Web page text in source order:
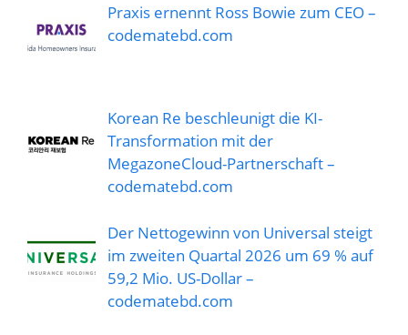
Praxis ernennt Ross Bowie zum CEO –
codematebd.com
Korean Re beschleunigt die KI-
Transformation mit der
MegazoneCloud-Partnerschaft –
codematebd.com
Der Nettogewinn von Universal steigt
im zweiten Quartal 2026 um 69 % auf
59,2 Mio. US-Dollar –
codematebd.com